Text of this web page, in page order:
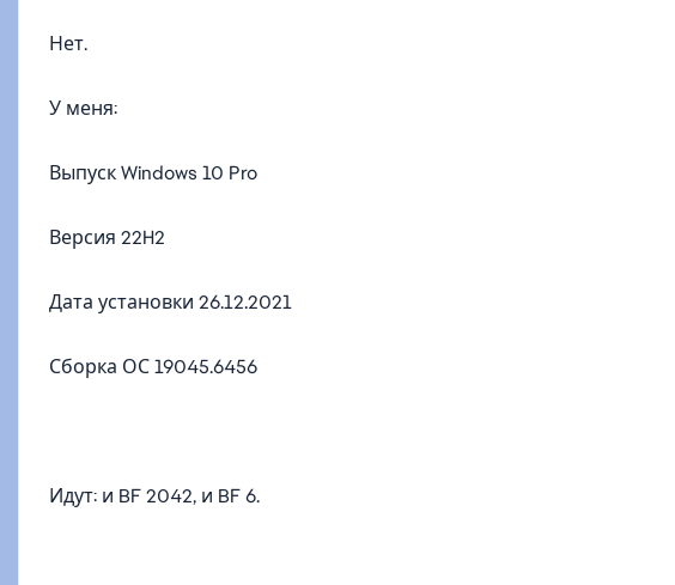
Нет.
У меня:
Выпуск Windows 10 Pro
Версия 22H2
Дата установки ‎26.‎12.‎2021
Сборка ОС 19045.6456
Идут: и BF 2042, и BF 6.